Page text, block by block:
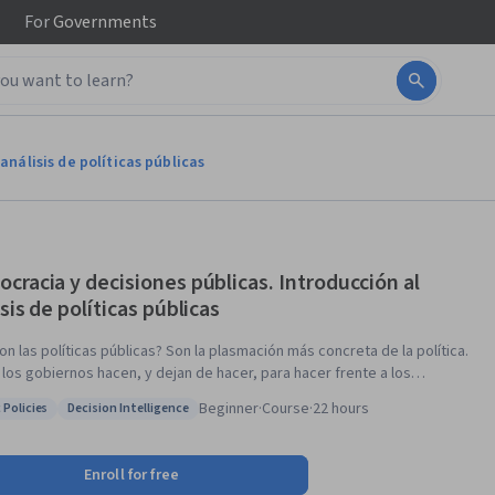
ForGovernments
de políticas públicas
y decisiones públicas. Introducción al
de políticas públicas
las políticas públicas? Son la plasmación más concreta de la política.
gobiernos hacen, y dejan de hacer, para hacer frente a los
y qué soluciones adoptar. Un proceso primordialmente político y
por qué algunos problemas adquieren la categoría de
públicos mientras que otros no llegan a captar la atención,
Status: Decision Intelligence
Decision Intelligence Beginner·Course·22 hours
Enroll for free